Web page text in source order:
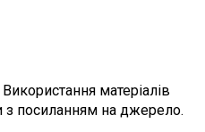
матеріалів
з посиланням на джерело.